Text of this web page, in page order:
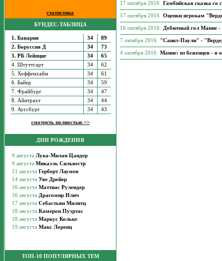
статистика
БУНДЕС-ТАБЛИЦА
1. Бавария 34
89
2. Боруссия Д
34
73
3. РБ Лейпциг
34
65
4. Штуттгарт
34
62
5. Хоффенхайм
34
61
6. Байер
34
59
7. Фрайбург
34
47
8. Айнтрахт
34
44
9. Аугсбург
34 43
смотреть полностью >>
ДНИ РОЖДЕНИЯ
ТОП-10 ПОПУЛЯРНЫХ ТЕМ
17 октября 2016 Гамбийская сказка
17 октября 2016 Оценки игрокам
16 октября 2016 Дебютный гол Манне -
7 октября 2016 "Санкт-Паули" -
4 октября 2016 Манне: из беженцев - в